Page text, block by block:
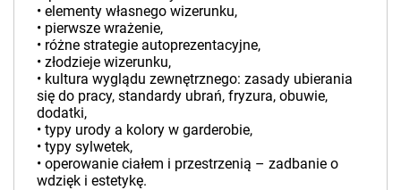
• elementy własnego wizerunku,
• pierwsze wrażenie,
• różne strategie autoprezentacyjne,
• złodzieje wizerunku,
• kultura wyglądu zewnętrznego: zasady ubierania
się do pracy, standardy ubrań, fryzura, obuwie,
dodatki,
• typy urody a kolory w garderobie,
• typy sylwetek,
• operowanie ciałem i przestrzenią – zadbanie o
wdzięk i estetykę.